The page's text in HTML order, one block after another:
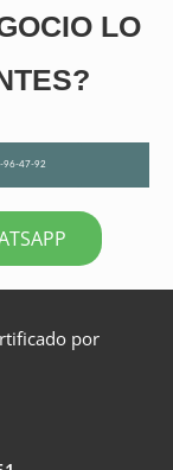
LO
96-47-92
por